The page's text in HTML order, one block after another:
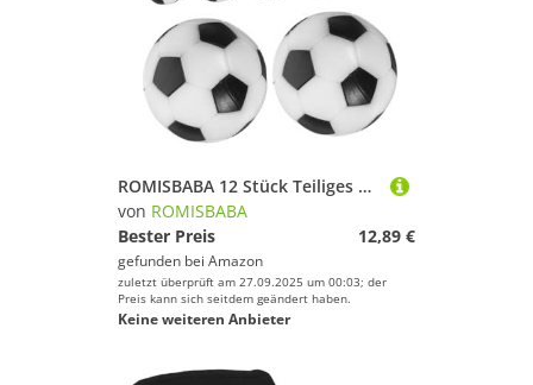
ROMISBABA 12 Stück Teiliges Set Tischfußball Ersatzbälle Klassisch für Tischkicker Standardgewichtete Fußballspiel Bälle für Foosball Tischspiele Leicht und Portabel für Verbessertes
von ROMISBABA
Bester Preis
12,89 €
gefunden bei Amazon
zuletzt überprüft am 27.09.2025 um 00:03; der
Preis kann sich seitdem geändert haben.
Keine weiteren Anbieter